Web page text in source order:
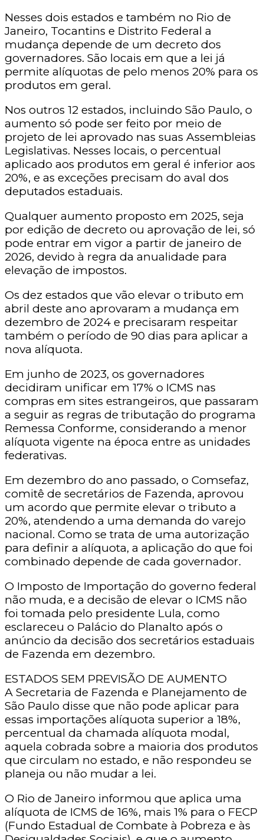
Nesses dois estados e também no Rio de
Janeiro, Tocantins e Distrito Federal a
mudança depende de um decreto dos
governadores. São locais em que a lei já
permite alíquotas de pelo menos 20% para os
produtos em geral.
Nos outros 12 estados, incluindo São Paulo, o
aumento só pode ser feito por meio de
projeto de lei aprovado nas suas Assembleias
Legislativas. Nesses locais, o percentual
aplicado aos produtos em geral é inferior aos
20%, e as exceções precisam do aval dos
deputados estaduais.
Qualquer aumento proposto em 2025, seja
por edição de decreto ou aprovação de lei, só
pode entrar em vigor a partir de janeiro de
2026, devido à regra da anualidade para
elevação de impostos.
Os dez estados que vão elevar o tributo em
abril deste ano aprovaram a mudança em
dezembro de 2024 e precisaram respeitar
também o período de 90 dias para aplicar a
nova alíquota.
Em junho de 2023, os governadores
decidiram unificar em 17% o ICMS nas
compras em sites estrangeiros, que passaram
a seguir as regras de tributação do programa
Remessa Conforme, considerando a menor
alíquota vigente na época entre as unidades
federativas.
Em dezembro do ano passado, o Comsefaz,
comitê de secretários de Fazenda, aprovou
um acordo que permite elevar o tributo a
20%, atendendo a uma demanda do varejo
nacional. Como se trata de uma autorização
para definir a alíquota, a aplicação do que foi
combinado depende de cada governador.
O Imposto de Importação do governo federal
não muda, e a decisão de elevar o ICMS não
foi tomada pelo presidente Lula, como
esclareceu o Palácio do Planalto após o
anúncio da decisão dos secretários estaduais
de Fazenda em dezembro.
ESTADOS SEM PREVISÃO DE AUMENTO
A Secretaria de Fazenda e Planejamento de
São Paulo disse que não pode aplicar para
essas importações alíquota superior a 18%,
percentual da chamada alíquota modal,
aquela cobrada sobre a maioria dos produtos
que circulam no estado, e não respondeu se
planeja ou não mudar a lei.
O Rio de Janeiro informou que aplica uma
alíquota de ICMS de 16%, mais 1% para o FECP
(Fundo Estadual de Combate à Pobreza e às